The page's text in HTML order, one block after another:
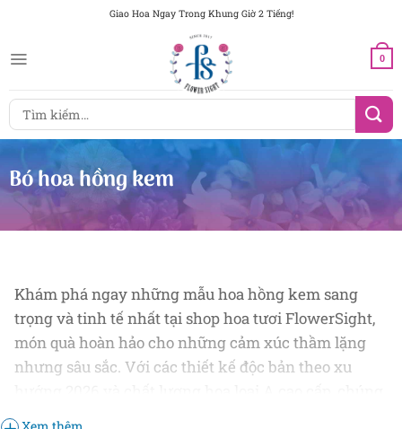
dung
Giao Hoa Ngay Trong Khung Giờ 2 Tiếng!
0
Tìm
kiếm:
Bó hoa hồng kem
Khám phá ngay những mẫu hoa hồng kem sang
trọng và tinh tế nhất tại shop hoa tươi FlowerSight,
món quà hoàn hảo cho những cảm xúc thầm lặng
nhưng sâu sắc. Với các thiết kế độc bản theo xu
tôi cam kết mang đến những sản phẩm không chỉ